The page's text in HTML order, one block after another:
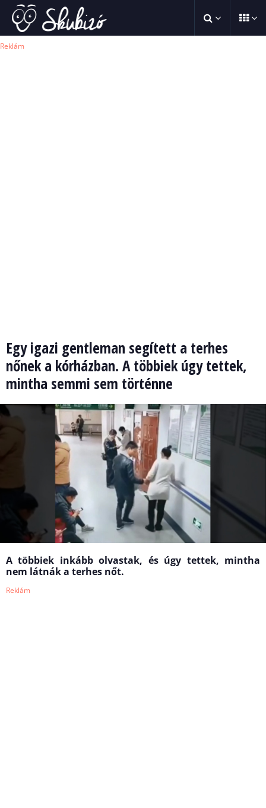
Reklám
Egy igazi gentleman segített a terhes
nőnek a kórházban. A többiek úgy tettek,
mintha semmi sem történne
A többiek inkább olvastak, és úgy tettek, mintha
nem látnák a terhes nőt.
Reklám